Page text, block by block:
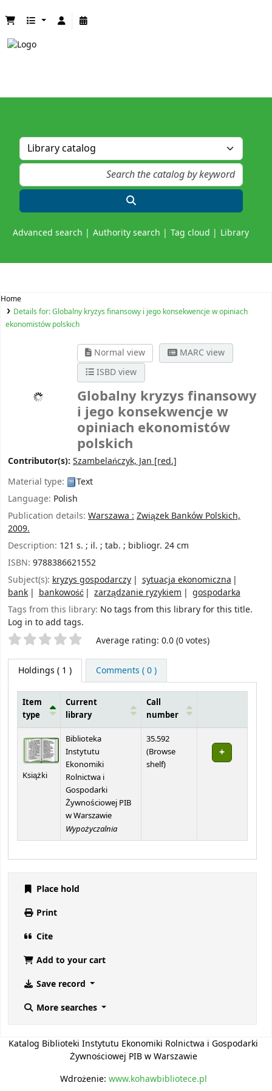
Advanced search Authority search Tag cloud Library
Home
Details for:Globalny kryzys finansowy i jego konsekwencje w opiniach
ekonomistów polskich
Normal view
MARC view
ISBD view
Globalny kryzys finansowy
i jego konsekwencje w
opiniach ekonomistów
polskich
Contributor(s): Szambelańczyk, Jan [red.]
Material type:
Text
Language: Polish
Publication details: Warszawa : Związek Banków Polskich,
2009.
Description: 121 s. ; il. ; tab. ; bibliogr. 24 cm
ISBN: 9788386621552
Subject(s): kryzys gospodarczy
sytuacja ekonomiczna
bank
bankowość zarządzanie ryzykiem
gospodarka
Tags from this library: No tags from this library for this title.
Log in to add tags.
Star ratings Average rating: 0.0 (0 votes)
Holdings ( 1 ) Comments ( 0 )
Item
type
Current
library
Call
number
Książki
Biblioteka
Instytutu
Ekonomiki
Rolnictwa i
Gospodarki
Żywnościowej PIB
w Warszawie
Wypożyczalnia
35.592
(Browse
shelf(Opens below)
)
Place hold
Print
Cite
Add to your cart
Save record
More searches
Katalog Biblioteki Instytutu Ekonomiki Rolnictwa i Gospodarki
Żywnościowej PIB w Warszawie
Wdrożenie: www.kohawbibliotece.pl